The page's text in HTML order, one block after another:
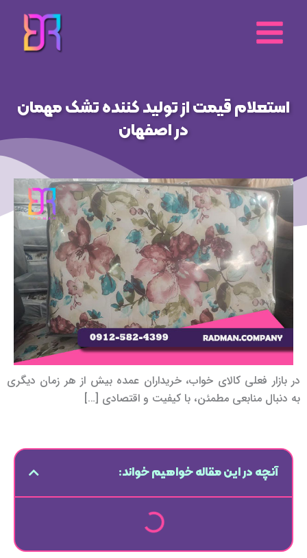
محتوا
استعلام قیمت از تولید کننده تشک مهمان
در اصفهان
در بازار فعلی کالای خواب، خریداران عمده بیش از هر زمان دیگری
به دنبال منابعی مطمئن، با کیفیت و اقتصادی […]
آنچه در این مقاله خواهیم خواند: